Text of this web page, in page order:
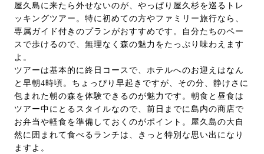
屋久島に来たら外せないのが、やっぱり屋久杉を巡るトレ
ッキングツアー。特に初めての方やファミリー旅行なら、
専属ガイド付きのプランがおすすめです。自分たちのペー
スで歩けるので、無理なく森の魅力をたっぷり味わえます
よ。
ツアーは基本的に終日コースで、ホテルへのお迎えはなん
と早朝4時頃。ちょっぴり早起きですが、その分、静けさに
包まれた朝の森を体験できるのが魅力です。朝食と昼食は
ツアー中にとるスタイルなので、前日までに島内の商店で
お弁当や軽食を準備しておくのがポイント。屋久島の大自
然に囲まれて食べるランチは、きっと特別な思い出になり
ますよ。